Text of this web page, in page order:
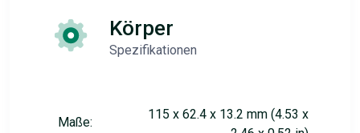
Körper
Spezifikationen
Maße:
115 x 62.4 x 13.2 mm (4.53 x